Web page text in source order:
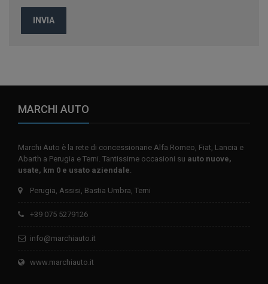
INVIA
MARCHI AUTO
Marchi Auto è la rete di concessionarie Alfa Romeo, Fiat, Lancia e
Abarth a Perugia e Terni. Tantissime occasioni su auto nuove,
usate, km 0 e usato aziendale.
Perugia, Assisi, Bastia Umbra, Terni
+39 075 5279126
info@marchiauto.it
www.marchiauto.it